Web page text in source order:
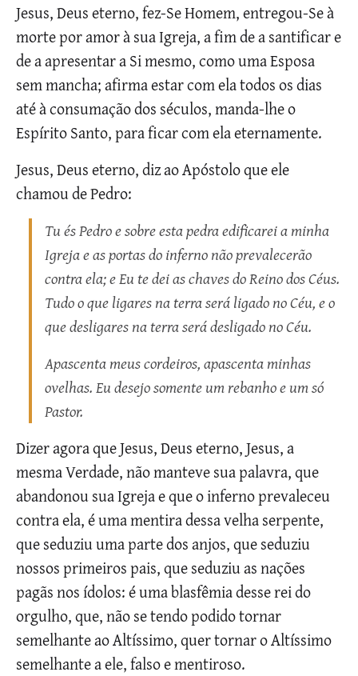
Jesus, Deus eterno, fez-Se Homem, entregou-Se à
morte por amor à sua Igreja, a fim de a santificar e
de a apresentar a Si mesmo, como uma Esposa
sem mancha; afirma estar com ela todos os dias
até à consumação dos séculos, manda-lhe o
Espírito Santo, para ficar com ela eternamente.
Jesus, Deus eterno, diz ao Apóstolo que ele
chamou de Pedro:
Tu és Pedro e sobre esta pedra edificarei a minha
Igreja e as portas do inferno não prevalecerão
contra ela; e Eu te dei as chaves do Reino dos Céus.
Tudo o que ligares na terra será ligado no Céu, e o
que desligares na terra será desligado no Céu.
Apascenta meus cordeiros, apascenta minhas
ovelhas. Eu desejo somente um rebanho e um só
Pastor.
Dizer agora que Jesus, Deus eterno, Jesus, a
mesma Verdade, não manteve sua palavra, que
abandonou sua Igreja e que o inferno prevaleceu
contra ela, é uma mentira dessa velha serpente,
que seduziu uma parte dos anjos, que seduziu
nossos primeiros pais, que seduziu as nações
pagãs nos ídolos: é uma blasfêmia desse rei do
orgulho, que, não se tendo podido tornar
semelhante ao Altíssimo, quer tornar o Altíssimo
semelhante a ele, falso e mentiroso.